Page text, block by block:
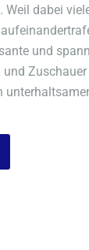
Weil dabei
und